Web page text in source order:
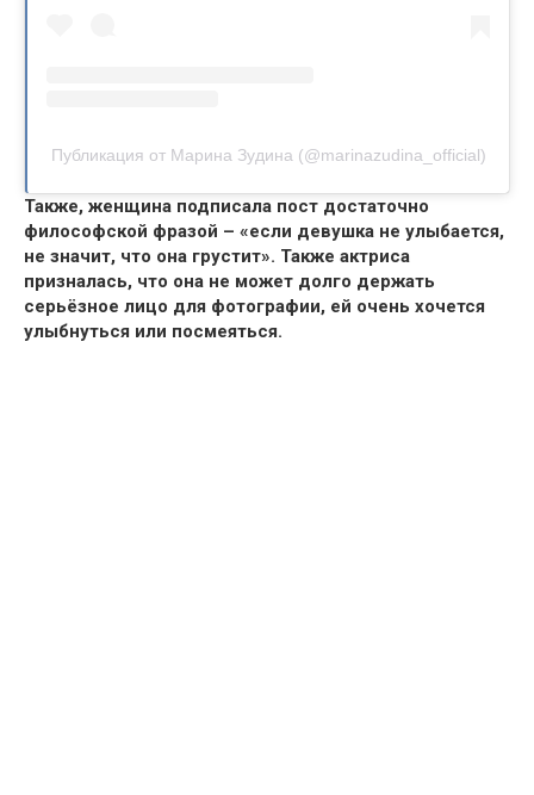
Публикация от Марина Зудина (@marinazudina_official)
Также, женщина подписала пост достаточно
философской фразой – «если девушка не улыбается,
не значит, что она грустит». Также актриса
призналась, что она не может долго держать
серьёзное лицо для фотографии, ей очень хочется
улыбнуться или посмеяться.